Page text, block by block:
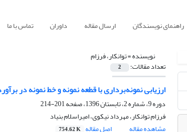
راهنمای نویسندگان ارسال مقاله داوران تماس با ما
نویسنده =توانکار، فرزام
تعداد مقالات: 2
ارزیابی نمونه‌برداری با قطعه نمونه و خط نمونه در
دوره 9، شماره 2، تابستان 1396، صفحه
201-214
فرزام توانکار، مهرداد نیکوی، امیراسلام بنیاد
مشاهده مقاله
اصل مقاله 754.62 K